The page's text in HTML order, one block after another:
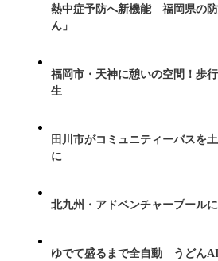
熱中症予防へ新機能 福岡県の防
ん」
福岡市・天神に憩いの空間！歩
生
田川市がコミュニティーバスを
に
北九州・アドベンチャープール
ゆでて盛るまで全自動 うどん